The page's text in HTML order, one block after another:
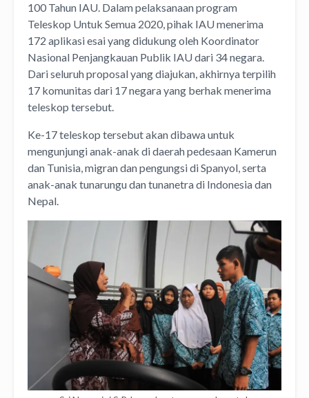
100 Tahun IAU. Dalam pelaksanaan program
Teleskop Untuk Semua 2020, pihak IAU menerima
172 aplikasi esai yang didukung oleh Koordinator
Nasional Penjangkauan Publik IAU dari 34 negara.
Dari seluruh proposal yang diajukan, akhirnya terpilih
17 komunitas dari 17 negara yang berhak menerima
teleskop tersebut.
Ke-17 teleskop tersebut akan dibawa untuk
mengunjungi anak-anak di daerah pedesaan Kamerun
dan Tunisia, migran dan pengungsi di Spanyol, serta
anak-anak tunarungu dan tunanetra di Indonesia dan
Nepal.